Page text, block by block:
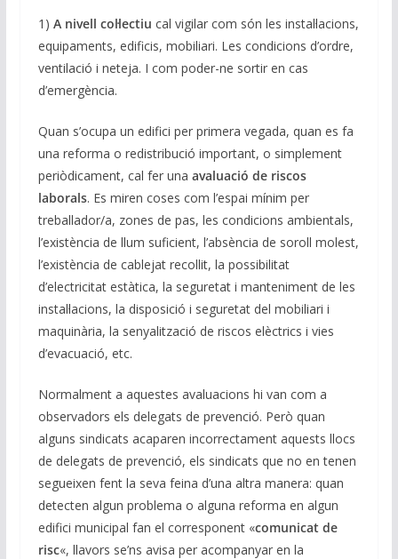
1) A nivell col·lectiu cal vigilar com són les instal·lacions,
equipaments, edificis, mobiliari. Les condicions d’ordre,
ventilació i neteja. I com poder-ne sortir en cas
d’emergència.
Quan s’ocupa un edifici per primera vegada, quan es fa
una reforma o redistribució important, o simplement
periòdicament, cal fer una avaluació de riscos
laborals. Es miren coses com l’espai mínim per
treballador/a, zones de pas, les condicions ambientals,
l’existència de llum suficient, l’absència de soroll molest,
l’existència de cablejat recollit, la possibilitat
d’electricitat estàtica, la seguretat i manteniment de les
instal·lacions, la disposició i seguretat del mobiliari i
maquinària, la senyalització de riscos elèctrics i vies
d’evacuació, etc.
Normalment a aquestes avaluacions hi van com a
observadors els delegats de prevenció. Però quan
alguns sindicats acaparen incorrectament aquests llocs
de delegats de prevenció, els sindicats que no en tenen
segueixen fent la seva feina d’una altra manera: quan
detecten algun problema o alguna reforma en algun
edifici municipal fan el corresponent «comunicat de
risc«, llavors se’ns avisa per acompanyar en la